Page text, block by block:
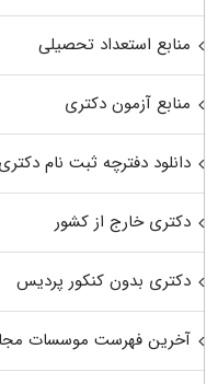
منابع استعداد تحصیلی
منابع آزمون دکتری
دانلود دفترچه ثبت نام
دکتری خارج از کشور
دکتری بدون کنکور پردیس
آخرین فهرست موسسات